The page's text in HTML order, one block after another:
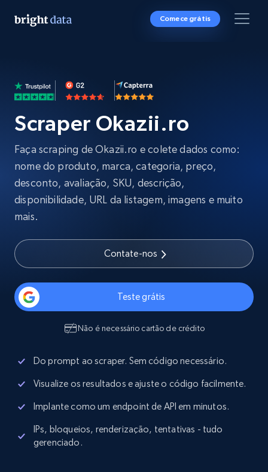
Comece grátis
Scraper Okazii.ro
Faça scraping de Okazii.ro e colete dados como:
nome do produto, marca, categoria, preço,
desconto, avaliação, SKU, descrição,
disponibilidade, URL da listagem, imagens e muito
mais.
Contate-nos
Teste grátis
Não é necessário cartão de crédito
Do prompt ao scraper. Sem código necessário.
Visualize os resultados e ajuste o código facilmente.
Implante como um endpoint de API em minutos.
IPs, bloqueios, renderização, tentativas - tudo
gerenciado.